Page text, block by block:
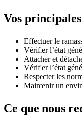
Vos
Effectuer le
Vérifier l’état
Attacher et
Vérifier l’état
Respecter les
Maintenir un
Ce que nous